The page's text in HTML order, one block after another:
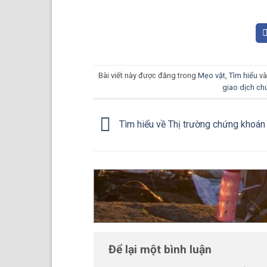
Bài viết này được đăng trong Mẹo vặt, Tìm hiểu
giao dịch
Tìm hiểu về Thị trường chứng
Để lại một bình luận